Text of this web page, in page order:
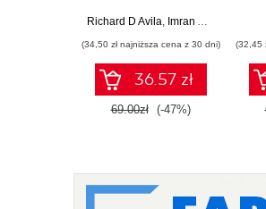
niezawodnego
Richard D Avila, Imran Ahmad
(34,50 zł najniższa cena z 30 dni)
36.57 zł
69.00zł (-47%)
(32,45